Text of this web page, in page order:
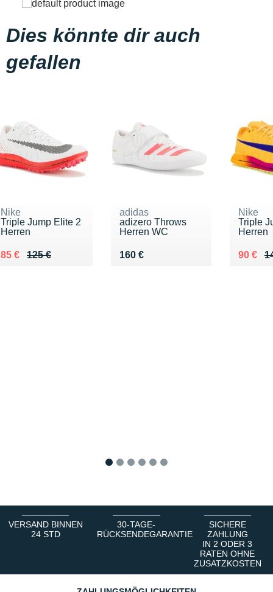
Dies könnte dir auch
gefallen
Nike
Triple Jump Elite 2
Herren
125 €
Au lieu de 125 €
85 €
Vendu 85 €
adidas
adizero Throws
Herren WC
160 €
Vendu 160 €
Nike
Triple
Herren
Au lieu
90 €
Vendu
VERSAND BINNEN
24 STD
30-TAGE-
RÜCKSENDEGARANTIE
SICHERE
ZAHLUNG
IN 2 ODER 3
RATEN OHNE
ZUSATZKOSTEN